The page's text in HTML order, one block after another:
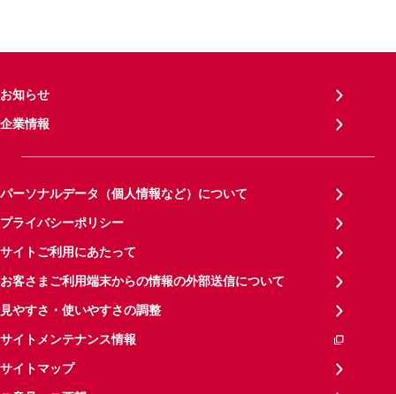
お知らせ
企業情報
パーソナルデータ（個人情報など）について
プライバシーポリシー
サイトご利用にあたって
お客さまご利用端末からの情報の外部送信について
見やすさ・使いやすさの調整
サイトメンテナンス情報
サイトマップ